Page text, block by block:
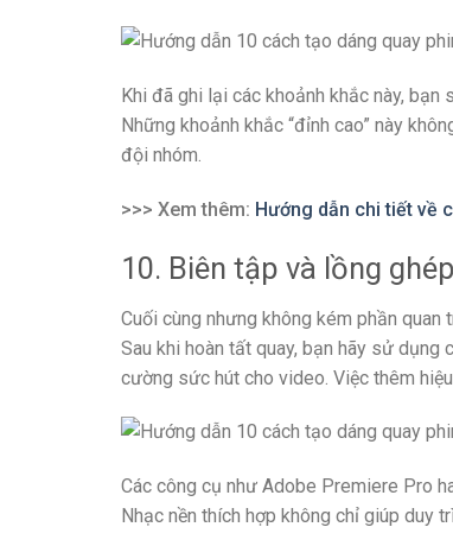
Khi đã ghi lại các khoảnh khắc này,
Những khoảnh khắc “đỉnh cao” này
đội nhóm.
>>> Xem thêm: Hướng dẫn chi tiết về
10. Biên tập và lồng
Cuối cùng nhưng không kém phần quan
Sau khi hoàn tất quay, bạn hãy sử dụng
cường sức hút cho video. Việc thêm
Các công cụ như Adobe Premiere Pro
Nhạc nền thích hợp không chỉ giúp duy